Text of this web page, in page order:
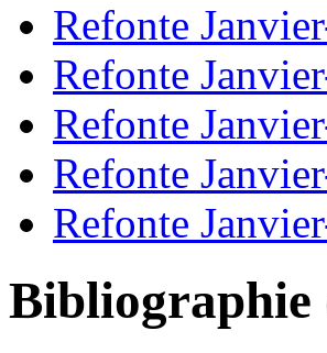
Refonte
Refonte
Refonte
Refonte
Refonte
Bibliographie